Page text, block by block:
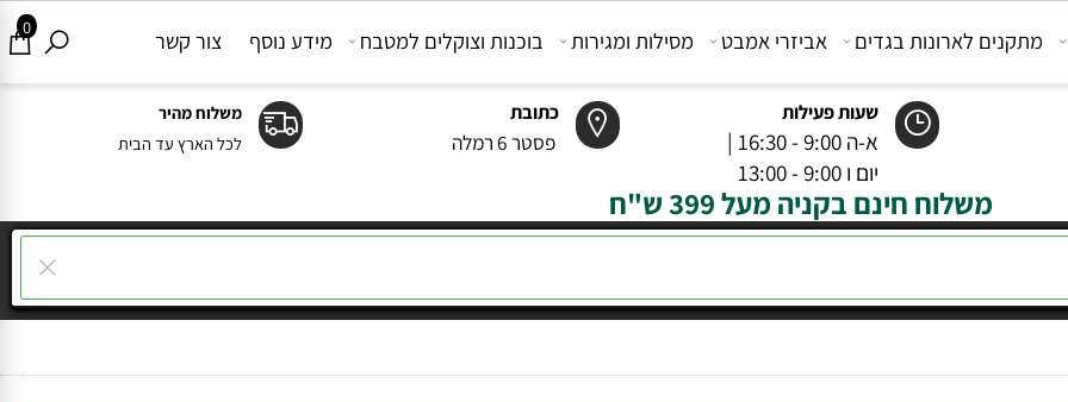
שעות פעילות
א-ה 9:00 - 16:30 |
יום ו 9:00 - 13:00
כתובת
פסטר 6 רמלה
משלוח מהיר
לכל הארץ עד הבית
0 לארונות בגדים אביזרי אמבט מסילות ומגירות בוכנות וצוקלים למטבח מידע נוסף צור קשר
משלוח חינם בקניה מעל 399 ש"ח